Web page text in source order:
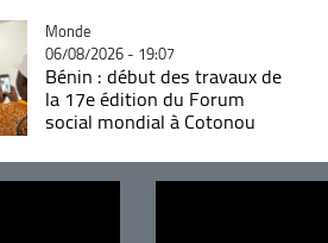
Catégorie
Monde
06/08/2026 - 19:07
Bénin : début des travaux de
la 17e édition du Forum
social mondial à Cotonou